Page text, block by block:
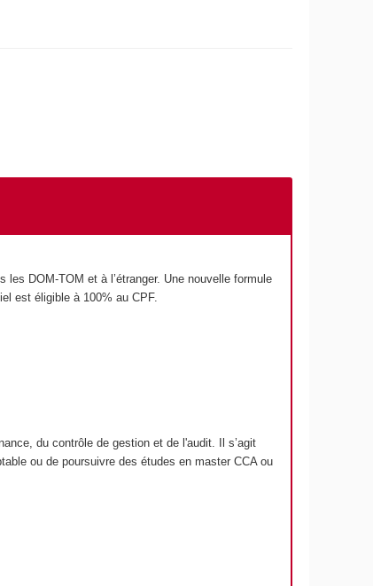
DOM-TOM et à l’étranger. Une nouvelle formule
est éligible à 100% au CPF.
du contrôle de gestion et de l'audit. Il s’agit
ou de poursuivre des études en master CCA ou